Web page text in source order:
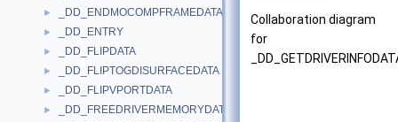
► _DD_ENDMOCOMPFRAMEDATA
► _DD_ENTRY
► _DD_FLIPDATA
► _DD_FLIPTOGDISURFACEDATA
► _DD_FLIPVPORTDATA
► _DD_FREEDRIVERMEMORYDATA
Collaboration diagram
for